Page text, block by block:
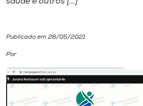
Cultura
CPA
Publicado em 26/05/2021
Por